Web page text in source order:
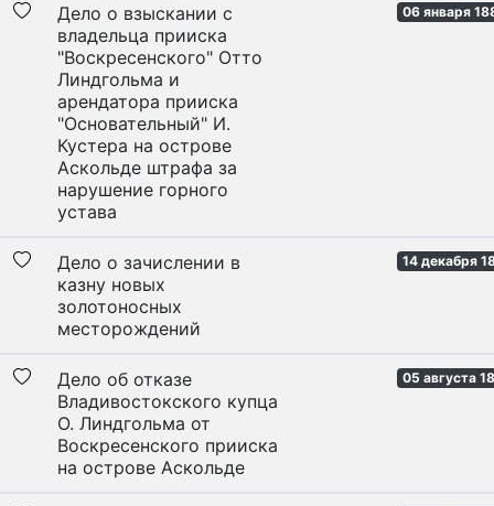
Дело о взыскании с
владельца прииска
"Воскресенского" Отто
Линдгольма и
арендатора прииска
"Основательный" И.
Кустера на острове
Аскольде штрафа за
нарушение горного
устава
06 января
Дело о зачислении в
казну новых
золотоносных
месторождений
14 декабря
Дело об отказе
Владивостокского купца
О. Линдгольма от
Воскресенского прииска
на острове Аскольде
05 августа